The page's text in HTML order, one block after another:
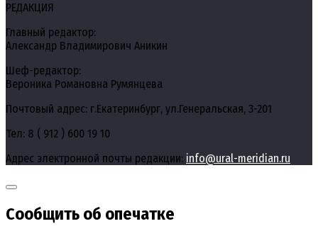
РЕДАКЦИЯ
Главный редактор:
Александр Владимирович Аникин
Шеф-редактор:
Вероника Романовна Румянцева
Почтовый адрес: г.Екатеринбург, ул.Генеральская, 3-201
Тел: 8 ( 912 ) 600 19 10
Адрес электронной почты редакции: info@ural-meridian.ru
Сообщить об опечатке